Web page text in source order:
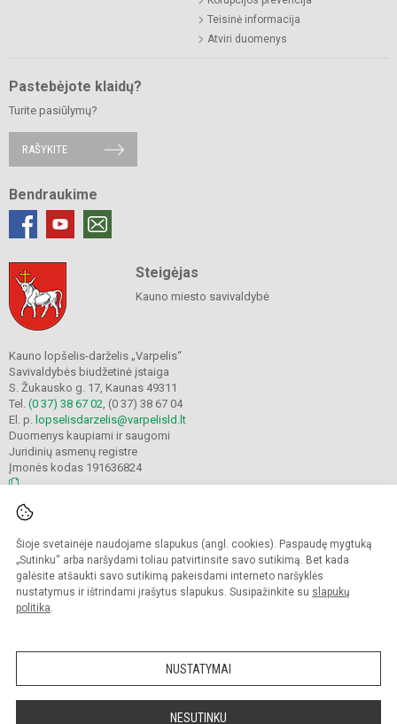
Šioje svetainėje naudojame slapukus (angl. cookies). Paspaudę mygtuką
„Sutinku“ arba naršydami toliau patvirtinsite savo sutikimą. Bet kada
galėsite atšaukti savo sutikimą pakeisdami interneto naršyklės
nustatymus ir ištrindami įrašytus slapukus. Susipažinkite su slapukų
politika.
NUSTATYMAI
NESUTINKU
Teisinė informacija
Atviri duomenys
Pastebėjote klaidų?
Turite pasiūlymų?
RAŠYKITE
Bendraukime
Steigėjas
Kauno miesto savivaldybė
Kauno lopšelis-darželis „Varpelis“
Savivaldybės biudžetinė įstaiga
S. Žukausko g. 17, Kaunas 49311
Tel. (0 37) 38 67 02, (0 37) 38 67 04
El. p. lopselisdarzelis@varpelisld.lt
Duomenys kaupiami ir saugomi
Juridinių asmenų registre
Įmonės kodas 191636824
Kopijuoti turinį be raštiško įstaigos administracijos sutikimo griežtai draudžiama.
Prieinamumo paraiška Slapukų politika
Sumanus būdas atnaujinti